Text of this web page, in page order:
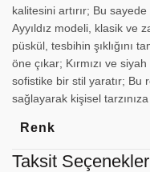
kalitesini artırır; Bu
Ayyıldız modeli, klasik ve
püskül, tesbihin şıklığını
öne çıkar; Kırmızı ve
sofistike bir stil yaratır; Bu
sağlayarak kişisel
Renk
Taksit